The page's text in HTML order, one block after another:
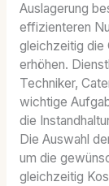
Auslagerung
effizienteren
gleichzeitig die
erhöhen.
Techniker,
wichtige
die
Die Auswahl
um die
gleichzeitig